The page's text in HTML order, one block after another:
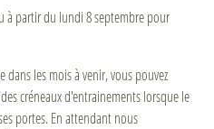
à partir du lundi 8 septembre pour
les mois à venir, vous pouvez
créneaux d'entrainements lorsque le
portes. En attendant nous